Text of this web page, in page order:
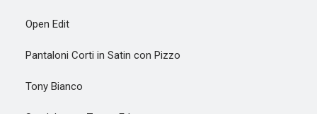
Open Edit
Pantaloni Corti in Satin con Pizzo
Tony Bianco